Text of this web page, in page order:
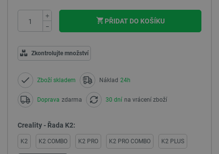
+
−
PŘIDAT DO KOŠÍKU
Zkontrolujte množství
Zboží skladem Náklad 24h
Doprava zdarma 30 dní na vrácení zboží
Creality - Řada K2:
K2 K2 COMBO K2 PRO K2 PRO COMBO K2 PLUS